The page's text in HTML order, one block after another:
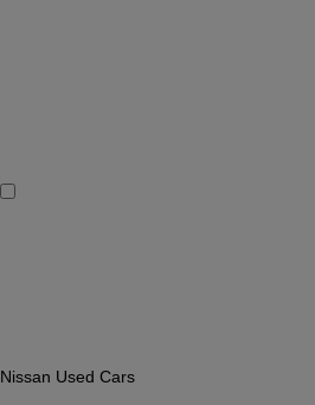
Nissan Used Cars